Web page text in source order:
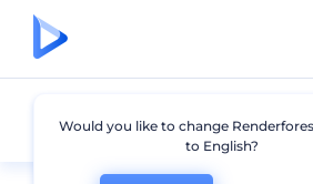
本のモックアップ
Would you like to change
to English?